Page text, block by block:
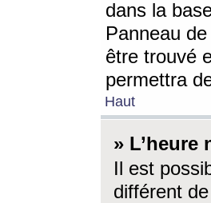
dans la
Panneau
être trouvé
permettra
Haut
» L’heure
Il est
différent